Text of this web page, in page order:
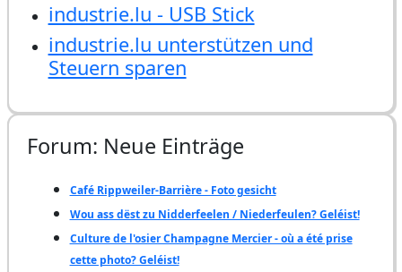
industrie.lu - USB Stick
industrie.lu unterstützen und
Steuern sparen
Forum: Neue Einträge
Café Rippweiler-Barrière - Foto gesicht
Wou ass dëst zu Nidderfeelen / Niederfeulen? Geléist!
Culture de l'osier Champagne Mercier - où a été prise
cette photo? Geléist!